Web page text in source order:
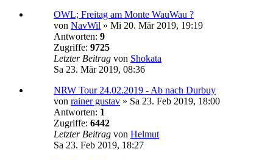
OWL; Freitag am Monte WauWau ?
von NavWil » Mi 20. Mär 2019, 19:19
Antworten: 9
Zugriffe: 9725
Letzter Beitrag von Shokata
Sa 23. Mär 2019, 08:36
NRW Tour 24.02.2019 - Ab nach Durbuy
von rainer gustav » Sa 23. Feb 2019, 18:00
Antworten: 1
Zugriffe: 6442
Letzter Beitrag von Helmut
Sa 23. Feb 2019, 18:27